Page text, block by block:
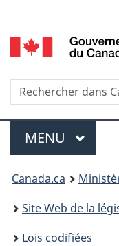
selection
Menu
MENU
You
are
here:
Canada.ca
Site Web de la
Lois codifiées